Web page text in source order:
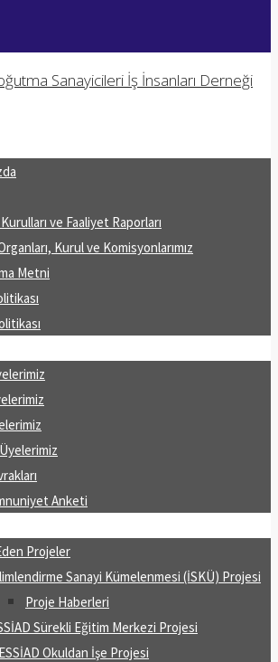
ve Faaliyet Raporları
Kurul ve Komisyonlarımız
Metni
Anketi
Projeler
Sanayi Kümelenmesi (İSKÜ) Projesi
Proje Haberleri
Sürekli Eğitim Merkezi Projesi
Okuldan İşe Projesi